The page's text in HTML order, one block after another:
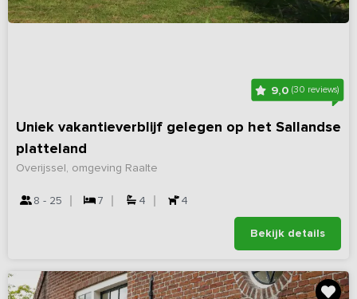
9,0 (30 reviews)
Uniek vakantieverblijf gelegen op het Sallandse
platteland
Overijssel, omgeving Raalte
8 - 25 7 4 4
Bekijk details